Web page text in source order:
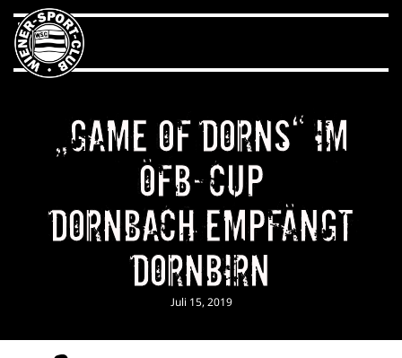
„Game of Dorns“ im
ÖFB-Cup
Dornbach empfängt
Dornbirn
Juli 15, 2019